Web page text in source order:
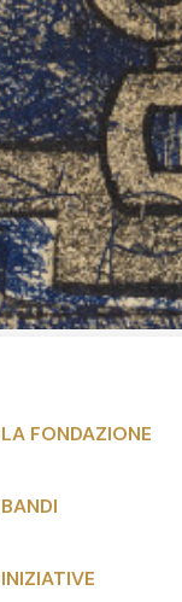
LA FONDAZIONE
BANDI
INIZIATIVE